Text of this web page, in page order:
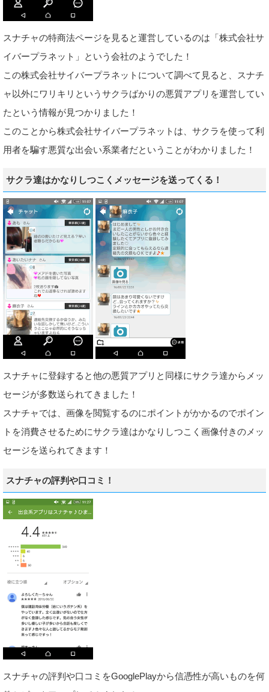
スナチャの特商法ページを見ると運営しているのは「株式会社サ
イバープラネット」という会社のようでした！
この株式会社サイバープラネットについて調べて見ると、スナチ
ャ以外にワリキリというサクラばかりの悪質アプリを運営してい
たという情報が見つかりました！
このことから株式会社サイバープラネットは、サクラを使って利
用者を騙す悪質な出会い系業者だということがわかりました！
サクラ達はかなりしつこくメッセージを送ってくる！
スナチャに登録すると他の悪質アプリと同様にサクラ達からメッ
セージが多数送られてきました！
スナチャでは、画像を閲覧するのにポイントがかかるのでポイン
トを消費させるためにサクラ達はかなりしつこく画像付きのメッ
セージを送られてきます！
スナチャの評判や口コミ！
スナチャの評判や口コミをGooglePlayから信憑性が高いものを何